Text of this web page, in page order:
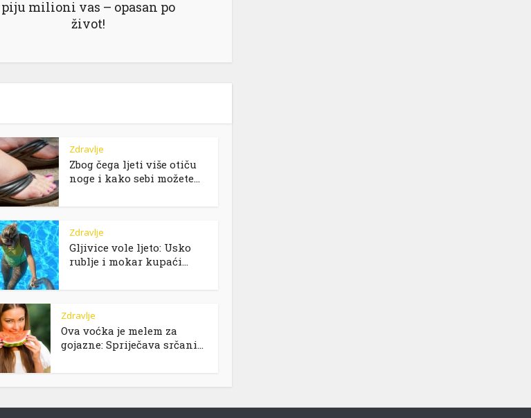
piju milioni vas – opasan po
život!
Zdravlje
Zbog čega ljeti više otiču
noge i kako sebi možete...
Zdravlje
Gljivice vole ljeto: Usko
rublje i mokar kupaći...
Zdravlje
Ova voćka je melem za
gojazne: Spriječava srčani...